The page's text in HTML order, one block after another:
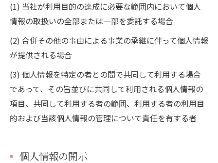
(1) 当社が利用目的の達成に必要な範囲内において個人
情報の取扱いの全部または一部を委託する場合
(2) 合併その他の事由による事業の承継に伴って個人情報
が提供される場合
(3) 個人情報を特定の者との間で共同して利用する場合
であって、その旨並びに共同して利用される個人情報の
項目、共同して利用する者の範囲、利用する者の利用目
的および当該個人情報の管理について責任を有する者
個人情報の開示